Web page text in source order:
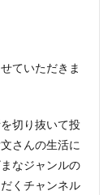
ていただきま
切り抜いて投
さんの生活に
なジャンルの
くチャンネル